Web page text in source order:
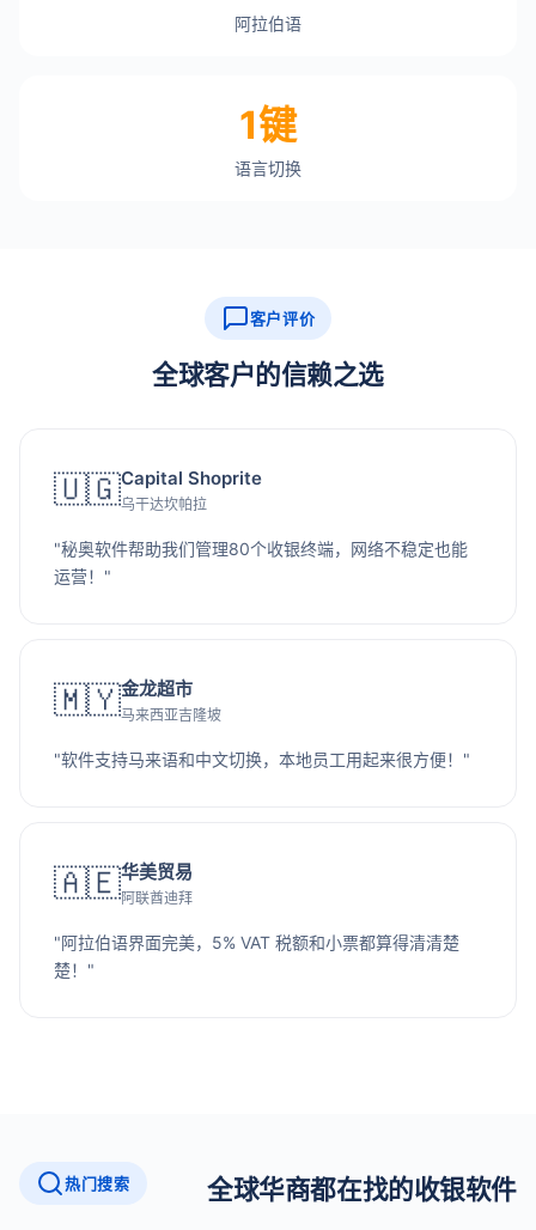
阿拉伯语
1键
语言切换
客户评价
全球客户的信赖之选
🇺🇬Capital Shoprite
乌干达坎帕拉
"秘奥软件帮助我们管理80个收银终端，网络不稳定也能
运营！"
🇲🇾金龙超市
马来西亚吉隆坡
"软件支持马来语和中文切换，本地员工用起来很方便！"
🇦🇪华美贸易
阿联酋迪拜
"阿拉伯语界面完美，5% VAT 税额和小票都算得清清楚
楚！"
热门搜索 全球华商都在找的收银软件